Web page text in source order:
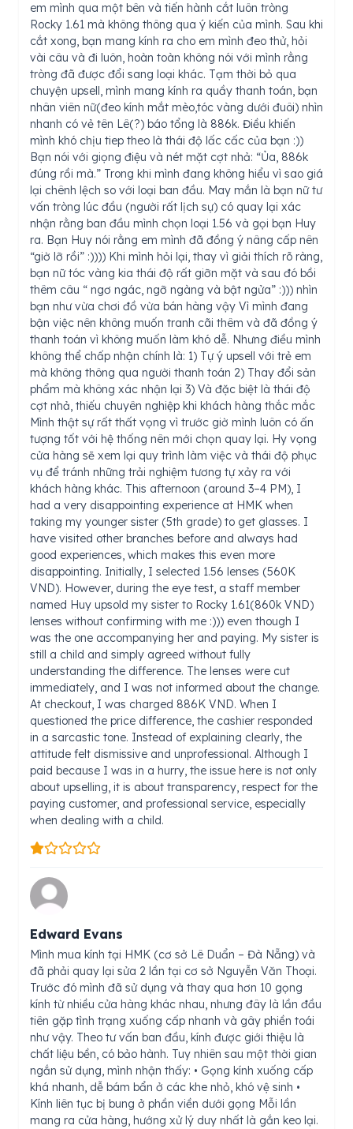
em mình qua một bên và tiến hành cắt luôn tròng
Rocky 1.61 mà không thông qua ý kiến của mình. Sau khi
cắt xong, bạn mang kính ra cho em mình đeo thử, hỏi
vài câu và đi luôn, hoàn toàn không nói với mình rằng
tròng đã được đổi sang loại khác. Tạm thời bỏ qua
chuyện upsell, mình mang kính ra quầy thanh toán, bạn
nhân viên nữ(đeo kính mắt mèo,tóc vàng dưới đuôi) nhìn
nhanh có vẻ tên Lê(?) báo tổng là 886k. Điều khiến
mình khó chịu tiep theo là thái độ lấc cấc của bạn :))
Bạn nói với giọng điệu và nét mặt cợt nhả: “Ủa, 886k
đúng rồi mà.” Trong khi mình đang không hiểu vì sao giá
lại chênh lệch so với loại ban đầu. May mắn là bạn nữ tư
vấn tròng lúc đầu (người rất lịch sự) có quay lại xác
nhận rằng ban đầu mình chọn loại 1.56 và gọi bạn Huy
ra. Bạn Huy nói rằng em mình đã đồng ý nâng cấp nên
“giờ lỡ rồi” :)))) Khi mình hỏi lại, thay vì giải thích rõ ràng,
bạn nữ tóc vàng kia thái độ rất giỡn mặt và sau đó bồi
thêm câu “ ngơ ngác, ngỡ ngàng và bật ngửa” :))) nhìn
bạn như vừa chơi đồ vừa bán hàng vậy Vì mình đang
bận việc nên không muốn tranh cãi thêm và đã đồng ý
thanh toán vì không muốn làm khó dễ. Nhưng điều mình
không thể chấp nhận chính là: 1) Tự ý upsell với trẻ em
mà không thông qua người thanh toán 2) Thay đổi sản
phẩm mà không xác nhận lại 3) Và đặc biệt là thái độ
cợt nhả, thiếu chuyên nghiệp khi khách hàng thắc mắc
Mình thật sự rất thất vọng vì trước giờ mình luôn có ấn
tượng tốt với hệ thống nên mới chọn quay lại. Hy vọng
cửa hàng sẽ xem lại quy trình làm việc và thái độ phục
vụ để tránh những trải nghiệm tương tự xảy ra với
khách hàng khác. This afternoon (around 3–4 PM), I
had a very disappointing experience at HMK when
taking my younger sister (5th grade) to get glasses. I
have visited other branches before and always had
good experiences, which makes this even more
disappointing. Initially, I selected 1.56 lenses (560K
VND). However, during the eye test, a staff member
named Huy upsold my sister to Rocky 1.61(860k VND)
lenses without confirming with me :))) even though I
was the one accompanying her and paying. My sister is
still a child and simply agreed without fully
understanding the difference. The lenses were cut
immediately, and I was not informed about the change.
At checkout, I was charged 886K VND. When I
questioned the price difference, the cashier responded
in a sarcastic tone. Instead of explaining clearly, the
attitude felt dismissive and unprofessional. Although I
paid because I was in a hurry, the issue here is not only
about upselling, it is about transparency, respect for the
paying customer, and professional service, especially
when dealing with a child.
Edward Evans
Mình mua kính tại HMK (cơ sở Lê Duẩn – Đà Nẵng) và
đã phải quay lại sửa 2 lần tại cơ sở Nguyễn Văn Thoại.
Trước đó mình đã sử dụng và thay qua hơn 10 gọng
kính từ nhiều cửa hàng khác nhau, nhưng đây là lần đầu
tiên gặp tình trạng xuống cấp nhanh và gây phiền toái
như vậy. Theo tư vấn ban đầu, kính được giới thiệu là
chất liệu bền, có bảo hành. Tuy nhiên sau một thời gian
ngắn sử dụng, mình nhận thấy: • Gọng kính xuống cấp
khá nhanh, dễ bám bẩn ở các khe nhỏ, khó vệ sinh •
Kính liên tục bị bung ở phần viền dưới gọng Mỗi lần
mang ra cửa hàng, hướng xử lý duy nhất là gắn keo lại.